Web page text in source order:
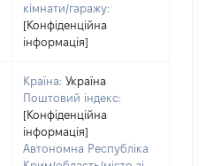
кімнати/гаражу:
[Конфіденційна
інформація]
Країна: Україна
Поштовий індекс:
[Конфіденційна
інформація]
Автономна Республіка